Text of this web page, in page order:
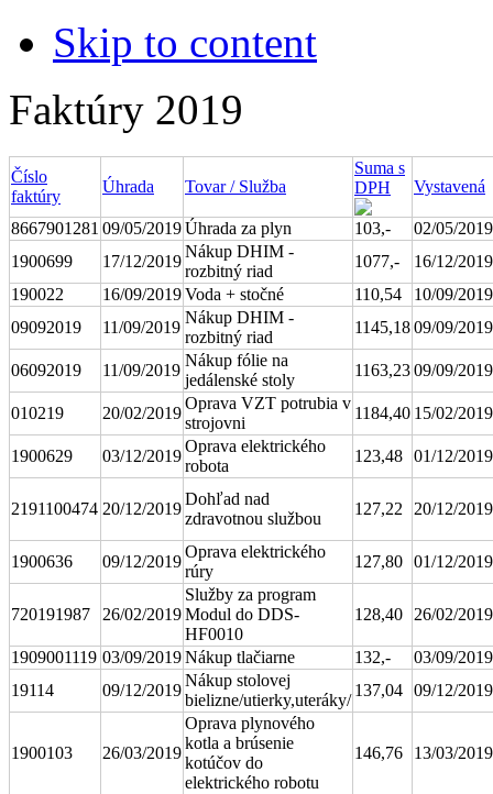
Skip to content
Faktúry 2019
Číslo
faktúry
Úhrada Tovar / Služba
Suma s
DPH
Vystavená
8667901281 09/05/2019Úhrada za plyn 103,-
02/05/2019
1900699
17/12/2019
Nákup DHIM -
rozbitný riad
1077,-
16/12/2019
190022
16/09/2019Voda + stočné 110,54
10/09/2019
09092019
11/09/2019
Nákup DHIM -
rozbitný riad
1145,1809/09/2019
06092019 11/09/2019
Nákup fólie na
jedálenské stoly
1163,2309/09/2019
010219 20/02/2019
Oprava VZT potrubia v
strojovni
1184,40 15/02/2019
1900629 03/12/2019
Oprava elektrického
robota
123,48 01/12/2019
2191100474 20/12/2019
Dohľad nad
zdravotnou službou
127,22 20/12/2019
1900636 09/12/2019
Oprava elektrického
rúry
127,80 01/12/2019
720191987 26/02/2019
Služby za program
Modul do DDS-
HF0010
128,40 26/02/2019
1909001119 03/09/2019Nákup tlačiarne 132,-
03/09/2019
19114
09/12/2019
Nákup stolovej
bielizne/utierky,uteráky/
137,04 09/12/2019
1900103 26/03/2019
Oprava plynového
kotla a brúsenie
kotúčov do
elektrického robotu
146,76 13/03/2019